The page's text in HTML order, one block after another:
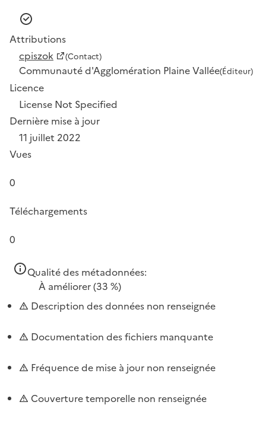
Attributions
cpiszok
(Contact)
Communauté d'Agglomération Plaine Vallée(Éditeur)
Licence
License Not Specified
Dernière mise à jour
11 juillet 2022
Vues
0
Téléchargements
0
Qualité des métadonnées:
À améliorer(33 %)
Description des données non renseignée
Documentation des fichiers manquante
Fréquence de mise à jour non renseignée
Couverture temporelle non renseignée